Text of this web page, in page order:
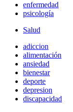
enfermedad
psicología
Salud
adiccion
alimentación
ansiedad
bienestar
deporte
depresion
discapacidad